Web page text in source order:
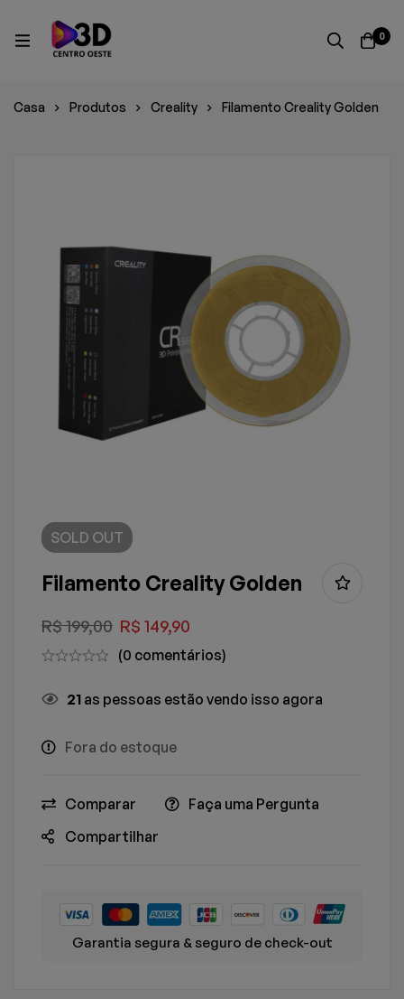
0
Casa Produtos Creality Filamento Creality Golden
SOLD OUT
Filamento Creality Golden
R$199,00 R$ 149,90
(0 comentários)
21 as pessoas estão vendo isso agora
Fora do estoque
Comparar
Faça uma Pergunta
Compartilhar
Garantia segura & seguro de check-out